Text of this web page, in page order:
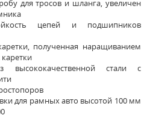
для тросов и шланга, увеличен
цепей и подшипников
полученная наращиванием
высококачественной стали с
для рамных авто высотой 100 мм